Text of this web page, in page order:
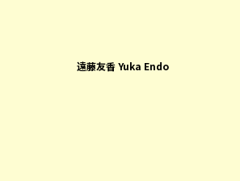
遠藤友香 Yuka Endo